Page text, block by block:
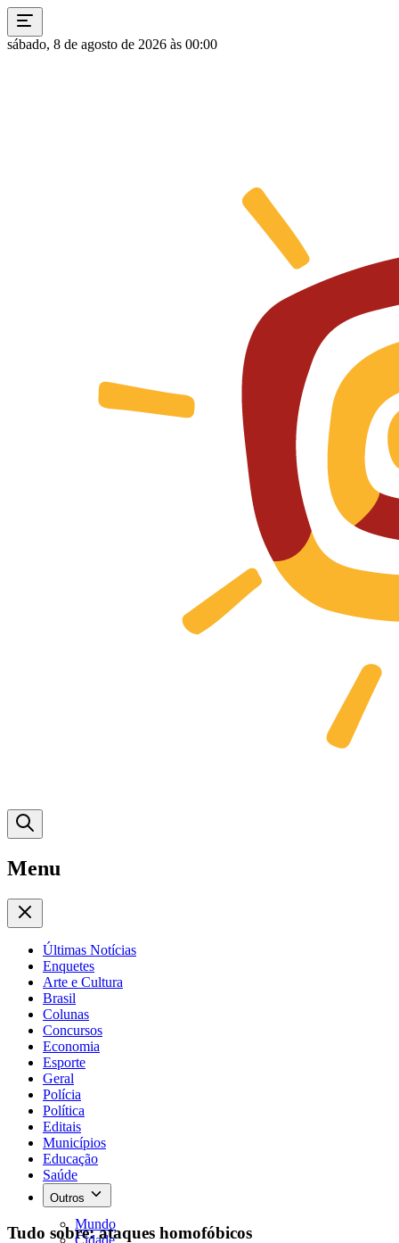
sábado, 8 de agosto de 2026 às 00:00
Menu
Últimas Notícias
Enquetes
Arte e Cultura
Brasil
Colunas
Concursos
Economia
Esporte
Geral
Polícia
Política
Editais
Municípios
Educação
Saúde
Outros
Mundo
Cidade
Tudo sobre: ataques homofóbicos